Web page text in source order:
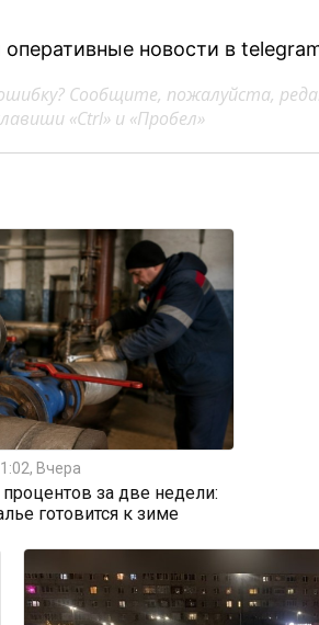
новости в
Сообщите, пожалуйста,
«Ctrl» и «Пробел»
Вчера
за две недели:
готовится к зиме